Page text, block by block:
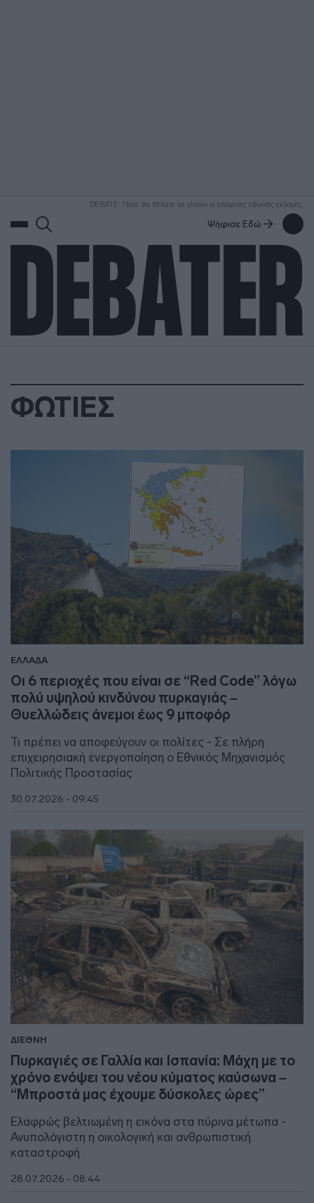
DEBATE: Πότε θα θέλατε να γίνουν οι επόμενες εθνικές εκλογές;
Ψήφισε Εδώ
ΦΩΤΙΕΣ
ΕΛΛΑΔΑ
Οι 6 περιοχές που είναι σε “Red Code” λόγω
πολύ υψηλού κινδύνου πυρκαγιάς –
Θυελλώδεις άνεμοι έως 9 μποφόρ
Τι πρέπει να αποφεύγουν οι πολίτες - Σε πλήρη
επιχειρησιακή ενεργοποίηση ο Εθνικός Μηχανισμός
Πολιτικής Προστασίας
30.07.2026 - 09:45
ΔΙΕΘΝΗ
Πυρκαγιές σε Γαλλία και Ισπανία: Μάχη με το
χρόνο ενόψει του νέου κύματος καύσωνα –
“Μπροστά μας έχουμε δύσκολες ώρες”
Ελαφρώς βελτιωμένη η εικόνα στα πύρινα μέτωπα -
Ανυπολόγιστη η οικολογική και ανθρωπιστική
καταστροφή
28.07.2026 - 08:44